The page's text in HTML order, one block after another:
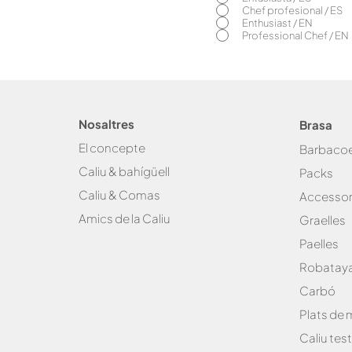
Chef profesional / ES
Enthusiast / EN
Professional Chef / EN
Nosaltres
El concepte
Caliu & bahígüell
Caliu & Comas
Amics de la Caliu
Brasa
Bar
Packs
Graelles
Paelles
Carbó
Plats de
Caliu test